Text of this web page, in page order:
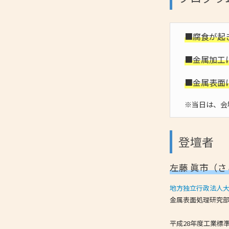
■腐食が起
■金属加工
■金属表面
※当日は、会
登壇者
左藤 眞市（
地方独立行政法人
金属表面処理研究
平成28年度工業標